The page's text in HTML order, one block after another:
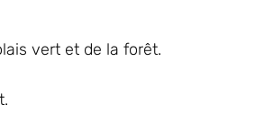
vert et de la forêt.